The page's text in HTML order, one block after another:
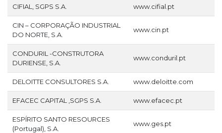
CIFIAL, SGPS S.A. www.cifial.pt
CIN – CORPORAÇÃO INDUSTRIAL
DO NORTE, S.A.
www.cin.pt
CONDURIL -CONSTRUTORA
DURIENSE, S.A.
www.conduril.pt
DELOITTE CONSULTORES S.A. www.deloitte.com
EFACEC CAPITAL ,SGPS S.A. www.efacec.pt
ESPÍRITO SANTO RESOURCES
(Portugal), S.A.
www.ges.pt